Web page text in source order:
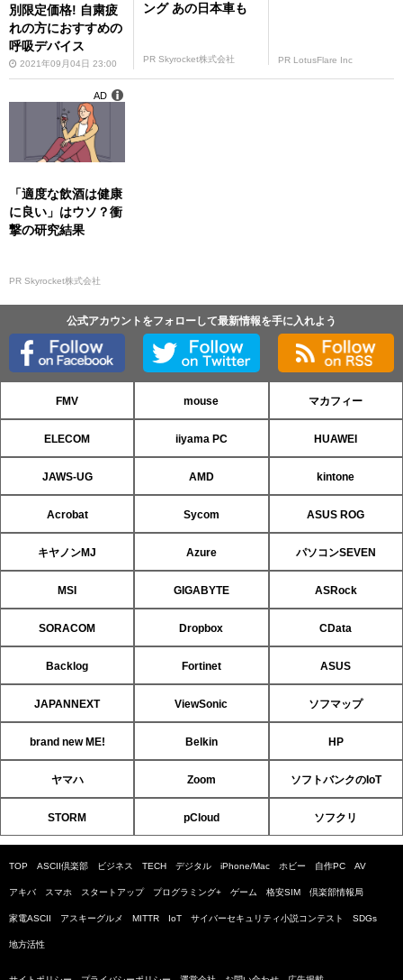
別限定価格! 自粛疲
れの方におすすめの
呼吸デバイス
2021年09月04日 23:00
ング あの日本車も
PR Skyrocket株式会社 PR LotusFlare Inc
「適度な飲酒は健康
に良い」はウソ？衝
撃の研究結果
PR Skyrocket株式会社
AD
公式アカウントをフォローして最新情報を手に入れよう
FMV mouse マカフィー
ELECOM iiyama PC HUAWEI
JAWS-UG AMD kintone
Acrobat Sycom ASUS ROG
キヤノンMJ Azure パソコンSEVEN
MSI GIGABYTE ASRock
SORACOM Dropbox CData
Backlog Fortinet ASUS
JAPANNEXT ViewSonic ソフマップ
brand new ME! Belkin HP
ヤマハ Zoom ソフトバンクのIoT
STORM pCloud ソフクリ
TOP ASCII倶楽部 ビジネス TECH デジタル iPhone/Mac ホビー 自作PC AV
アキバ スマホ スタートアップ プログラミング+ ゲーム 格安SIM 倶楽部情報局
家電ASCII アスキーグルメ MITTR IoT サイバーセキュリティ小説コンテスト SDGs
地方活性